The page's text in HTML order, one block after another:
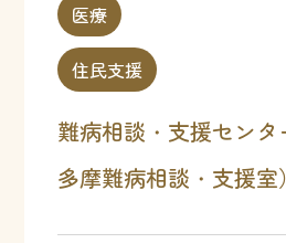
医療
住民支援
難病相談・支援セン
多摩難病相談・支援室）